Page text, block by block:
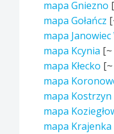
mapa Gniezno
mapa Gołańcz
mapa
mapa Kcynia [~
mapa Kłecko [~
mapa
mapa Kostrzyn
mapa
mapa Krajenka